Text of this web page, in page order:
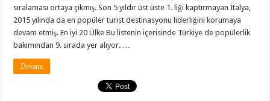
sıralaması ortaya çıkmış. Son 5 yıldır üst üste 1. liği kaptırmayan İtalya,
2015 yılında da en popüler turist destinasyonu liderliğini korumaya
devam etmiş. En iyi 20 Ülke Bu listenin içerisinde Türkiye de popülerlik
bakımından 9. sırada yer alıyor. …
Devamı